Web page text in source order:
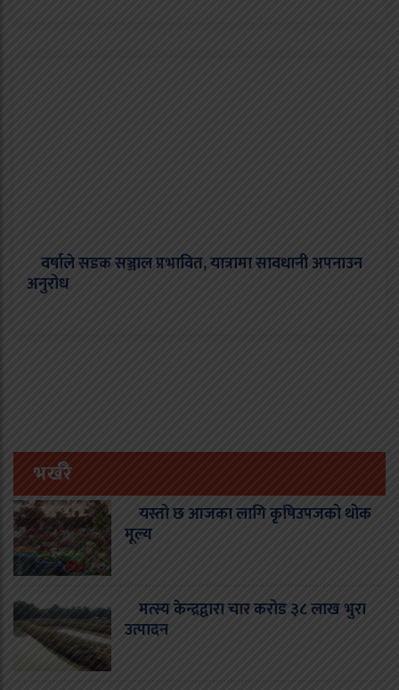
वर्षाले सडक सञ्जाल प्रभावित, यात्रामा सावधानी अपनाउन
अनुरोध
भर्खरै
यस्तो छ आजका लागि कृषिउपजको थोक
मूल्य
मत्स्य केन्द्रद्वारा चार करोड ३८ लाख भुरा
उत्पादन